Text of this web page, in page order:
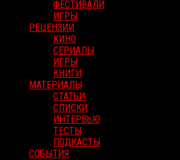
ФЕСТИВАЛИ
ИГРЫ
РЕЦЕНЗИИ
КИНО
СЕРИАЛЫ
ИГРЫ
КНИГИ
МАТЕРИАЛЫ
СТАТЬИ
СПИСКИ
ИНТЕРВЬЮ
ТЕСТЫ
ПОДКАСТЫ
СОБЫТИЯ